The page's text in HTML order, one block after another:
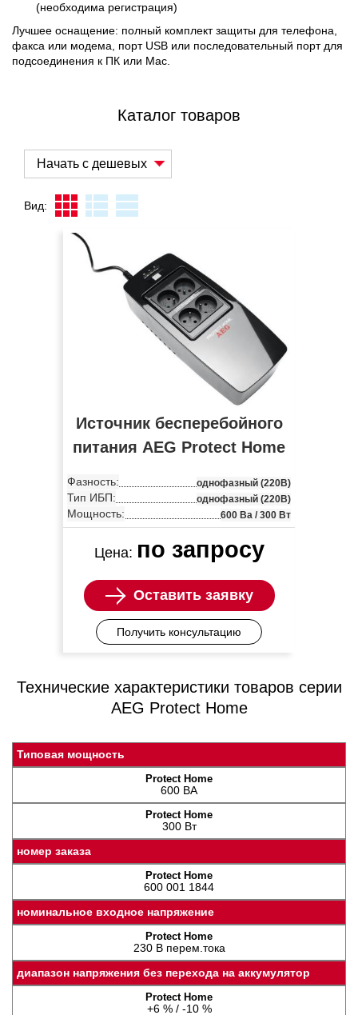
(необходима регистрация)
Лучшее оснащение: полный комплект защиты для телефона,
факса или модема, порт USB или последовательный порт для
подсоединения к ПК или Mac.
Каталог товаров
Вид:
Источник бесперебойного
питания AEG Protect Home
Фазность: однофазный (220В)
Тип ИБП: однофазный (220В)
Мощность: 600 Ва / 300 Вт
Цена: по запросу
Оставить заявку
Получить консультацию
Технические характеристики товаров серии
AEG Protect Home
Типовая мощность
600 ВA
300 Вт
номер заказа
600 001 1844
номинальное входное напряжение
230 В перем.тока
диапазон напряжения без перехода на аккумулятор
+6 % / -10 %